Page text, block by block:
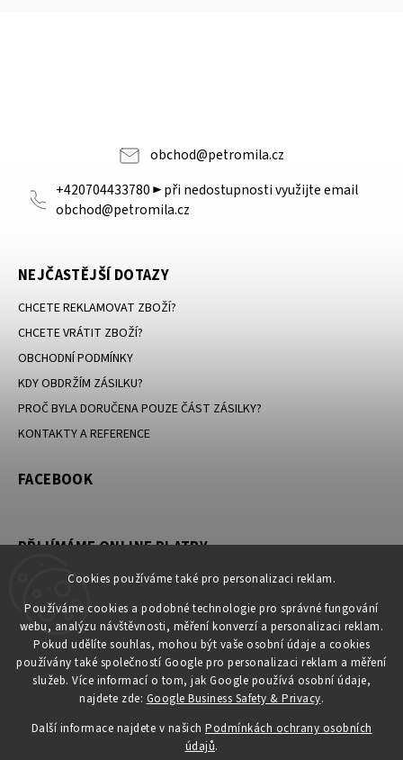
Cookies používáme také pro personalizaci reklam.
Používáme cookies a podobné technologie pro správné fungování
webu, analýzu návštěvnosti, měření konverzí a personalizaci reklam.
Pokud udělíte souhlas, mohou být vaše osobní údaje a cookies
používány také společností Google pro personalizaci reklam a měření
služeb. Více informací o tom, jak Google používá osobní údaje,
najdete zde: Google Business Safety & Privacy.
Další informace najdete v našich Podmínkách ochrany osobních
údajů.
obchod@petromila.cz
+420704433780 ► při nedostupnosti využijte email
obchod@petromila.cz
NEJČASTĚJŠÍ DOTAZY
CHCETE REKLAMOVAT ZBOŽÍ?
CHCETE VRÁTIT ZBOŽÍ?
OBCHODNÍ PODMÍNKY
KDY OBDRŽÍM ZÁSILKU?
PROČ BYLA DORUČENA POUZE ČÁST ZÁSILKY?
KONTAKTY A REFERENCE
FACEBOOK
PŘIJÍMÁME ONLINE PLATBY
KONTAKT
obchod @petromila.cz
+420704433780 ► při nedostupnosti využijte email